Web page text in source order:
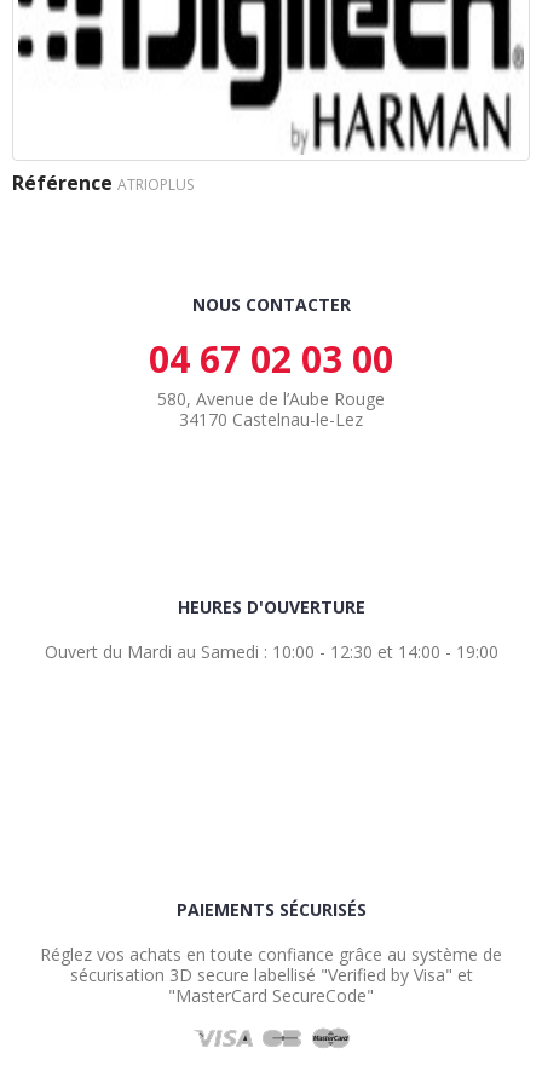
Référence ATRIOPLUS
NOUS CONTACTER
04 67 02 03 00
580, Avenue de l’Aube Rouge
34170 Castelnau-le-Lez
HEURES D'OUVERTURE
Ouvert du Mardi au Samedi : 10:00 - 12:30 et 14:00 - 19:00
PAIEMENTS SÉCURISÉS
Réglez vos achats en toute confiance grâce au système de
sécurisation 3D secure labellisé "Verified by Visa" et
"MasterCard SecureCode"